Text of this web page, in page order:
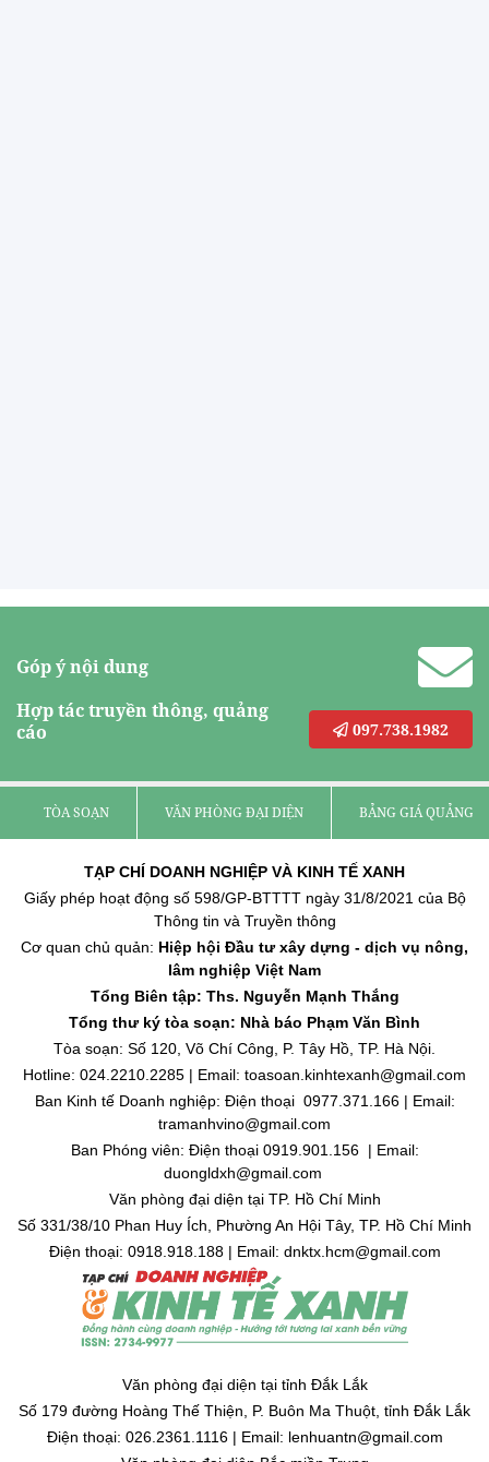
Góp ý nội dung
Hợp tác truyền thông, quảng
cáo
097.738.1982
TÒA SOẠN VĂN PHÒNG ĐẠI DIỆN BẢNG GIÁ QUẢNG
TẠP CHÍ DOANH NGHIỆP VÀ KINH TẾ XANH
Giấy phép hoạt động số 598/GP-BTTTT ngày 31/8/2021 của Bộ
Thông tin và Truyền thông
Cơ quan chủ quản: Hiệp hội Đầu tư xây dựng - dịch vụ nông,
lâm nghiệp Việt Nam
Tổng Biên tập: Ths. Nguyễn Mạnh Thắng
Tổng thư ký tòa soạn: Nhà báo Phạm Văn Bình
Tòa soạn: Số 120, Võ Chí Công, P. Tây Hồ, TP. Hà Nội.
Hotline: 024.2210.2285 | Email: toasoan.kinhtexanh@gmail.com
Ban Kinh tế Doanh nghiệp: Điện thoại 0977.371.166 | Email:
tramanhvino@gmail.com
Ban Phóng viên: Điện thoại 0919.901.156 | Email:
duongldxh@gmail.com
Văn phòng đại diện tại TP. Hồ Chí Minh
Số 331/38/10 Phan Huy Ích, Phường An Hội Tây, TP. Hồ Chí Minh
Điện thoại: 0918.918.188 | Email: dnktx.hcm@gmail.com
Văn phòng đại diện tại tỉnh Đắk Lắk
Số 179 đường Hoàng Thế Thiện, P. Buôn Ma Thuột, tỉnh Đắk Lắk
Điện thoại: 026.2361.1116 | Email: lenhuantn@gmail.com